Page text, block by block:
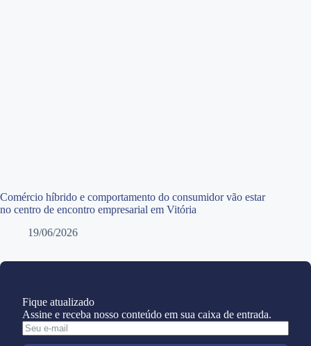
Comércio híbrido e comportamento do consumidor vão estar
no centro de encontro empresarial em Vitória
19/06/2026
Fique atualizado
Assine e receba nosso conteúdo em sua caixa de entrada.